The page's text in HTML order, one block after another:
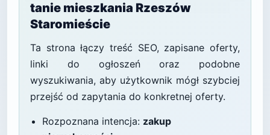
tanie mieszkania Rzeszów
Staromieście
Ta strona łączy treść SEO, zapisane oferty,
linki do ogłoszeń oraz podobne
wyszukiwania, aby użytkownik mógł szybciej
przejść od zapytania do konkretnej oferty.
Rozpoznana intencja: zakup